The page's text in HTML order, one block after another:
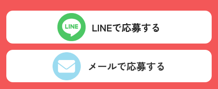
LINEで応募する
メールで応募する